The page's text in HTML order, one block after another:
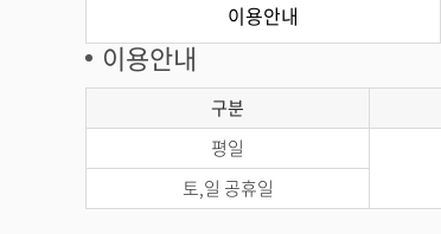
이용안내
이용안내
구분
평일
토,일 공휴일